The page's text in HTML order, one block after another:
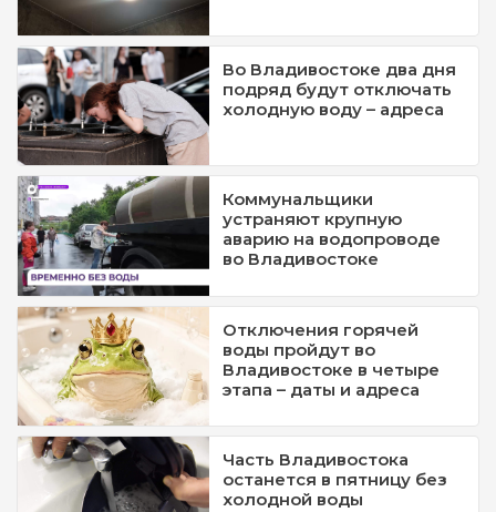
Во Владивостоке два дня
подряд будут отключать
холодную воду – адреса
Коммунальщики
устраняют крупную
аварию на водопроводе
во Владивостоке
Отключения горячей
воды пройдут во
Владивостоке в четыре
этапа – даты и адреса
Часть Владивостока
останется в пятницу без
холодной воды